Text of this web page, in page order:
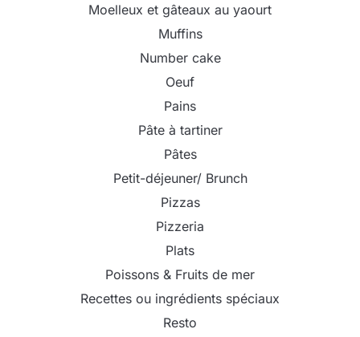
Moelleux et gâteaux au yaourt
Muffins
Number cake
Oeuf
Pains
Pâte à tartiner
Pâtes
Petit-déjeuner/ Brunch
Pizzas
Pizzeria
Plats
Poissons & Fruits de mer
Recettes ou ingrédients spéciaux
Resto